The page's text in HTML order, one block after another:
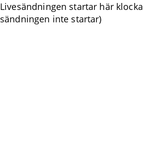
Livesändningen startar här
sändningen inte startar)